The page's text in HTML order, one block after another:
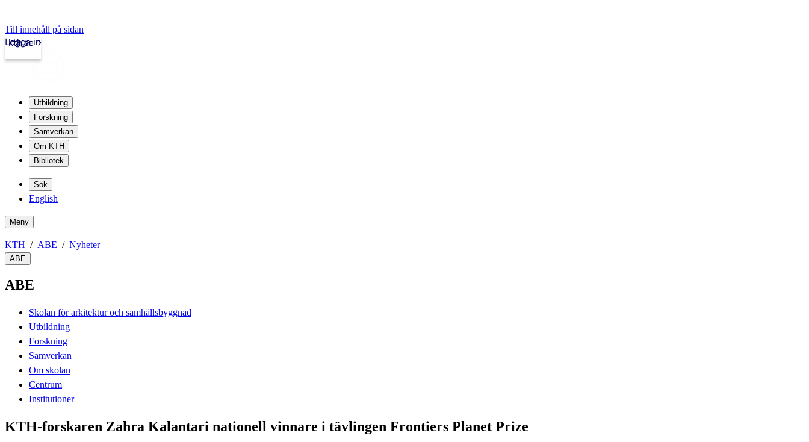
Till innehåll på sidan
kth.se
Logga in
Utbildning
Forskning
Samverkan
Om KTH
Bibliotek
Sök
English
Meny
KTH ABE Nyheter
ABE
ABE
Skolan för arkitektur och samhällsbyggnad
Utbildning
Forskning
Samverkan
Om skolan
Centrum
Institutioner
KTH-forskaren Zahra Kalantari nationell vinnare i tävlingen Frontiers Planet Prize